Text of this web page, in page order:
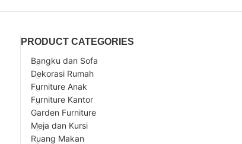
PRODUCT CATEGORIES
Bangku dan Sofa
Dekorasi Rumah
Furniture Anak
Furniture Kantor
Garden Furniture
Meja dan Kursi
Ruang Makan